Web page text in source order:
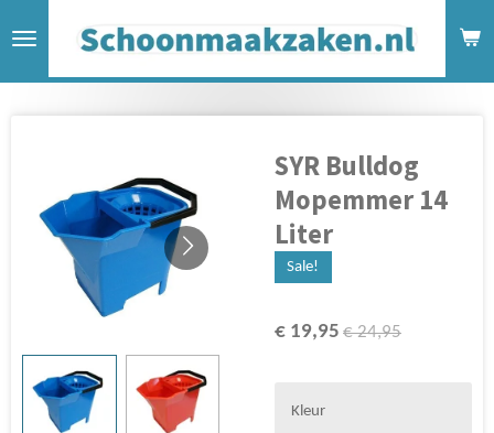
direct
SYR Bulldog
Mopemmer 14
Liter
Sale!
€ 19,95 € 24,95
Kleur